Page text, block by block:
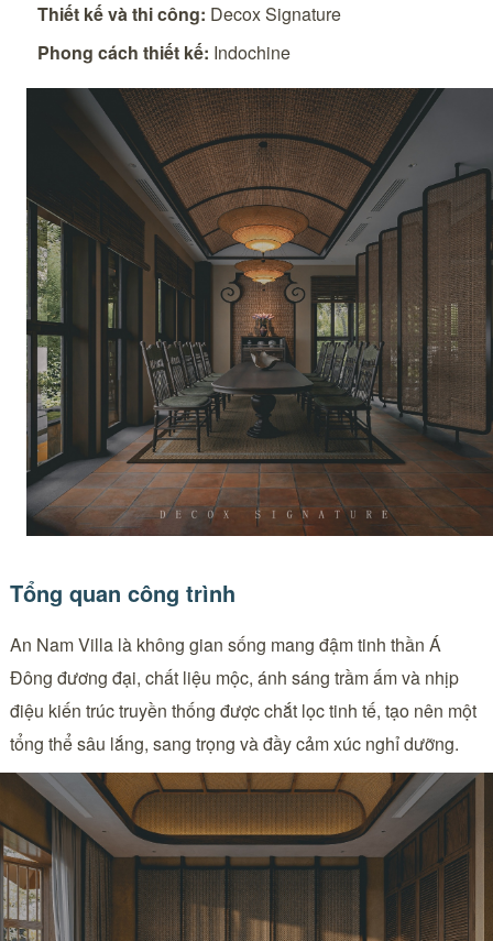
Thiết kế và thi công: Decox Signature
Phong cách thiết kế: Indochine
Tổng quan công trình
An Nam Villa là không gian sống mang đậm tinh thần Á
Đông đương đại, chất liệu mộc, ánh sáng trầm ấm và nhịp
điệu kiến trúc truyền thống được chắt lọc tinh tế, tạo nên một
tổng thể sâu lắng, sang trọng và đầy cảm xúc nghỉ dưỡng.